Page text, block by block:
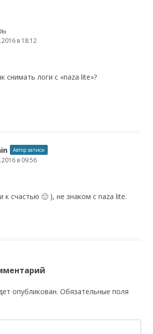
в 18:12
снимать логи с «naza lite»?
Автор записи
в 09:56
к счастью 🙂 ), не знаком с naza lite.
опубликован. Обязательные поля